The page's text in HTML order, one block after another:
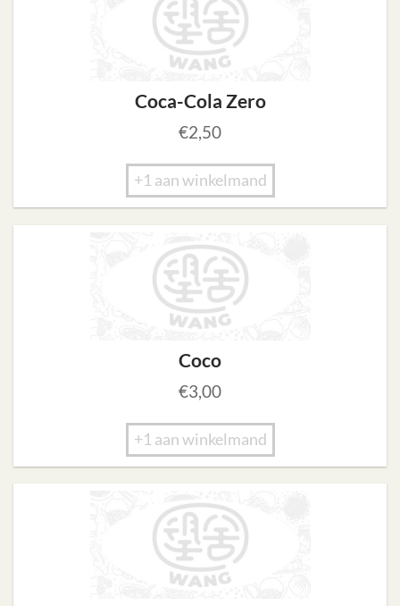
Coca-Cola Zero
€2,50
+1 aan winkelmand
Coco
€3,00
+1 aan winkelmand